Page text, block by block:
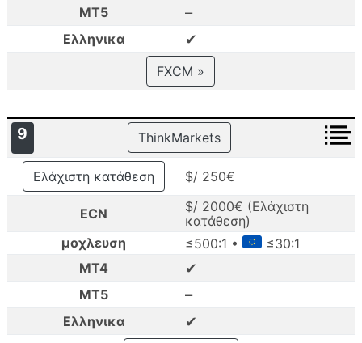
MT5 –
Ελληνικα ✔
FXCM »
9 ThinkMarkets
Ελάχιστη κατάθεση $/ 250€
ECN
$/ 2000€ (Ελάχιστη
κατάθεση)
μοχλευση
≤500:1 •
≤30:1
MT4
✔
MT5 –
Ελληνικα ✔